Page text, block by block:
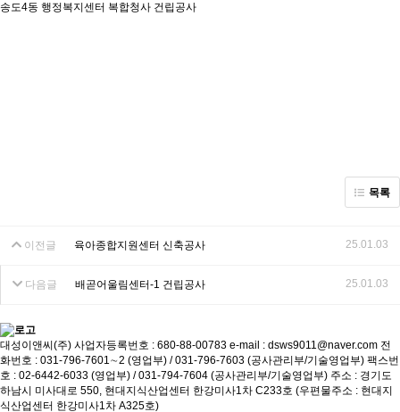
송도4동 행정복지센터 복합청사 건립공사
목록
이전글 육아종합지원센터 신축공사 25.01.03
다음글 배곧어울림센터-1 건립공사 25.01.03
대성이앤씨(주) 사업자등록번호 : 680-88-00783 e-mail : dsws9011@naver.com 전
화번호 : 031-796-7601∼2 (영업부) / 031-796-7603 (공사관리부/기술영업부) 팩스번
호 : 02-6442-6033 (영업부) / 031-794-7604 (공사관리부/기술영업부) 주소 : 경기도
하남시 미사대로 550, 현대지식산업센터 한강미사1차 C233호 (우편물주소 : 현대지
식산업센터 한강미사1차 A325호)